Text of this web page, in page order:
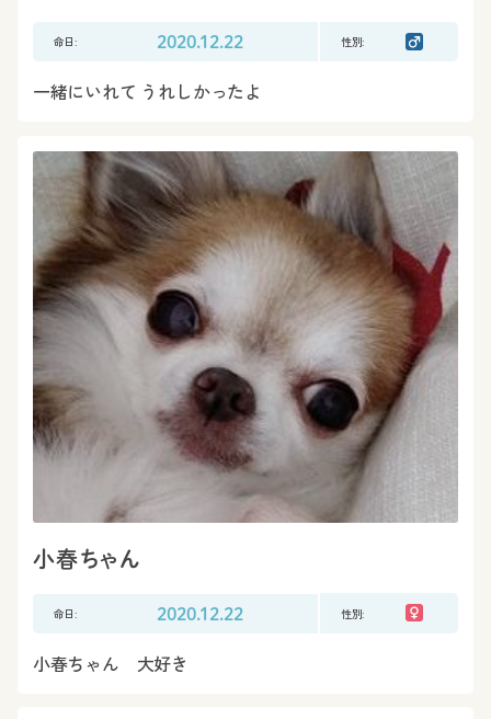
命日: 2020.12.22 性別:
一緒にいれて うれしかったよ
小春ちゃん
命日: 2020.12.22 性別:
小春ちゃん 大好き